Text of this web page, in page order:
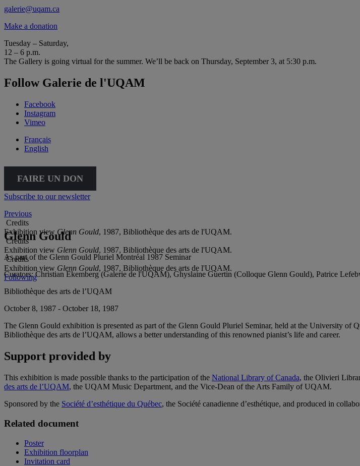
galerie@uqam.ca
Make a donation
Tuesday – Saturday,
12 – 6 p.m.
The Gallery is going virtual for the summer. We’ll be back on Thursday, September 3, at 5:30 p.m.
Follow Galerie de l'UQAM
Facebook
Instagram
Vimeo
Français
English
FAIRE UN DON
Subscribe to our newsletter
Previous
Credits
Exhibition view Glenn Gould, 1987, Bibliothèque des arts de l'UQAM.
Credits
Exhibition view Glenn Gould, 1987, Bibliothèque des arts de l'UQAM.
Credits
Exhibition view Glenn Gould, 1987, Bibliothèque des arts de l'UQAM.
Following
Glenn Gould
As part of the Glenn Gould Pluriel Montréal 1987 Seminar
Curators:Christian Ekemberg (Galerie de l'UQAM), Ghyslaine Guertin (Colloque Glenn Gould), Patrice
Bibliothèque des arts de l’UQAM
October 8, 1987 - October 18, 1987
The Glenn Gould exhibition is presented as part of the Glenn Gould Pluriel Seminar, held at the University of
Bibliothèque des arts de l’UQAM, allows a better understanding of this renowned pianist’s life and career.
Support provided by
This exhibition is made possible thanks to the participation of the National Library of Canada, the Olivieri
des arts de l’UQAM, the UQAM Music Department, and the Vice-Dean of the Arts Family of UQAM.
Sponsored by the Société d’esthétique du Québec, the Société canadienne d’esthétique, and produced in
Related document
Poster
Exhibition floorplan
Invitation card